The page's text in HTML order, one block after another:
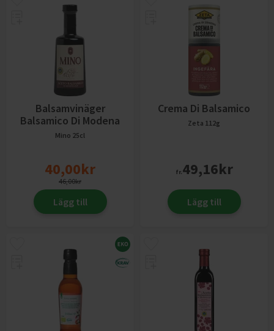
Balsamvinäger
Balsamico Di Modena
Mino 25cl
40,00kr
46,00kr
Lägg till
Crema Di Balsamico
Zeta 112g
fr.49,16kr
Lägg till